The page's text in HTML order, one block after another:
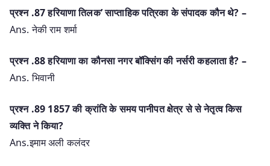
प्रश्‍न .87 हरियाणा तिलक’ साप्ताहिक पत्रिका के संपादक कौन थे? –
Ans. नेकी राम शर्मा
प्रश्‍न .88 हरियाणा का कौनसा नगर बॉक्सिंग की नर्सरी कहलाता है? –
Ans. भिवानी
प्रश्‍न .89 1857 की क्रांति के समय पानीपत क्षेत्र से से नेतृत्व किस
व्यक्ति ने किया?
Ans.इमाम अली कलंदर